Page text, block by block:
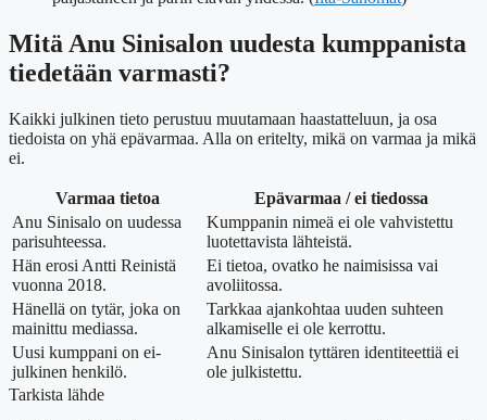
Mitä Anu Sinisalon uudesta kumppanista
tiedetään varmasti?
Kaikki julkinen tieto perustuu muutamaan haastatteluun, ja osa
tiedoista on yhä epävarmaa. Alla on eritelty, mikä on varmaa ja mikä
ei.
Varmaa tietoa
Epävarmaa / ei tiedossa
Anu Sinisalo on uudessa
parisuhteessa.
Kumppanin nimeä ei ole vahvistettu
luotettavista lähteistä.
Hän erosi Antti Reinistä
vuonna 2018.
Ei tietoa, ovatko he naimisissa vai
avoliitossa.
Hänellä on tytär, joka on
mainittu mediassa.
Tarkkaa ajankohtaa uuden suhteen
alkamiselle ei ole kerrottu.
Uusi kumppani on ei-
julkinen henkilö.
Anu Sinisalon tyttären identiteettiä ei
ole julkistettu.
Tarkista lähde